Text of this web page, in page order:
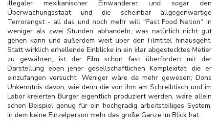
illegaler mexikanischer Einwanderer und sogar den
Überwachungsstaat und die scheinbar allgegenwärtige
Terrorangst - all das und noch mehr will "Fast Food Nation" in
weniger als zwei Stunden abhandeln, was natürlich nicht gut
gehen kann und außerdem weit über den Filmtitel hinausgeht.
Statt wirklich erhellende Einblicke in ein klar abgestecktes Metier
zu gewähren, ist der Film schon fast überfordert mit der
Darstellung eben jener gesellschaftlichen Komplexität, die er
einzufangen versucht. Weniger wäre da mehr gewesen; Dons
Unkenntnis davon, wie denn die von ihm am Schreibtisch und im
Labor kreierten Burger eigentlich produziert werden, wäre allein
schon Beispiel genug für ein hochgradig arbeitsteiliges System,
in dem keine Einzelperson mehr das große Ganze im Blick hat.